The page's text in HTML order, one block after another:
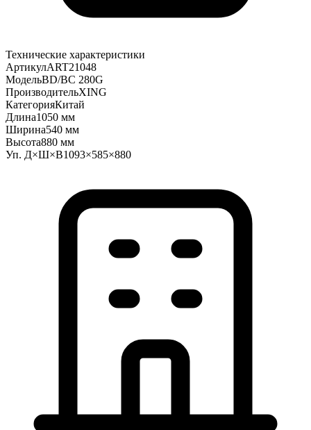
Технические характеристики
АртикулART21048
МодельBD/BC 280G
ПроизводительXING
КатегорияКитай
Длина1050 мм
Ширина540 мм
Высота880 мм
Уп. Д×Ш×В1093×585×880